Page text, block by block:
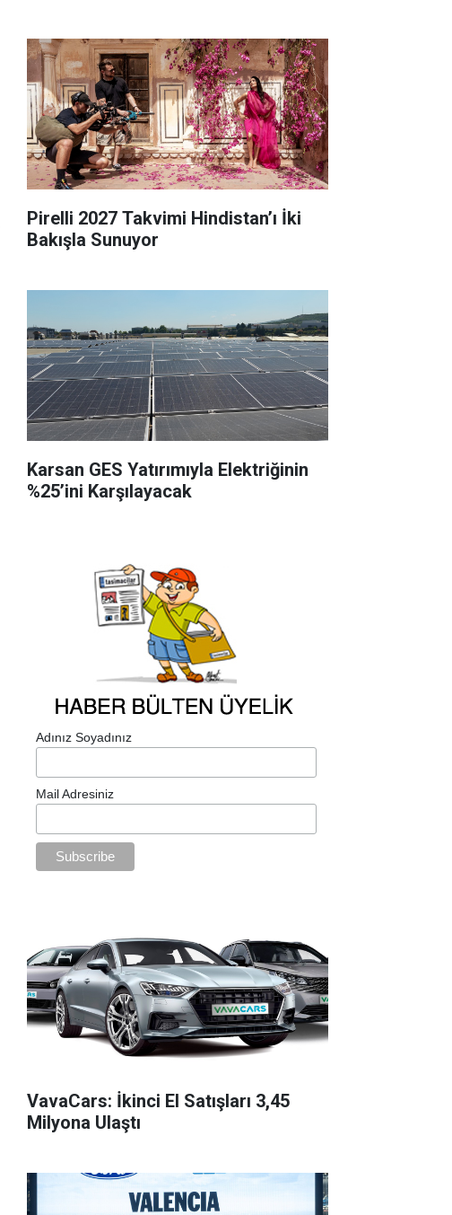
Pirelli 2027 Takvimi Hindistan’ı İki
Bakışla Sunuyor
Karsan GES Yatırımıyla Elektriğinin
%25’ini Karşılayacak
Adınız Soyadınız
Mail Adresiniz
VavaCars: İkinci El Satışları 3,45
Milyona Ulaştı